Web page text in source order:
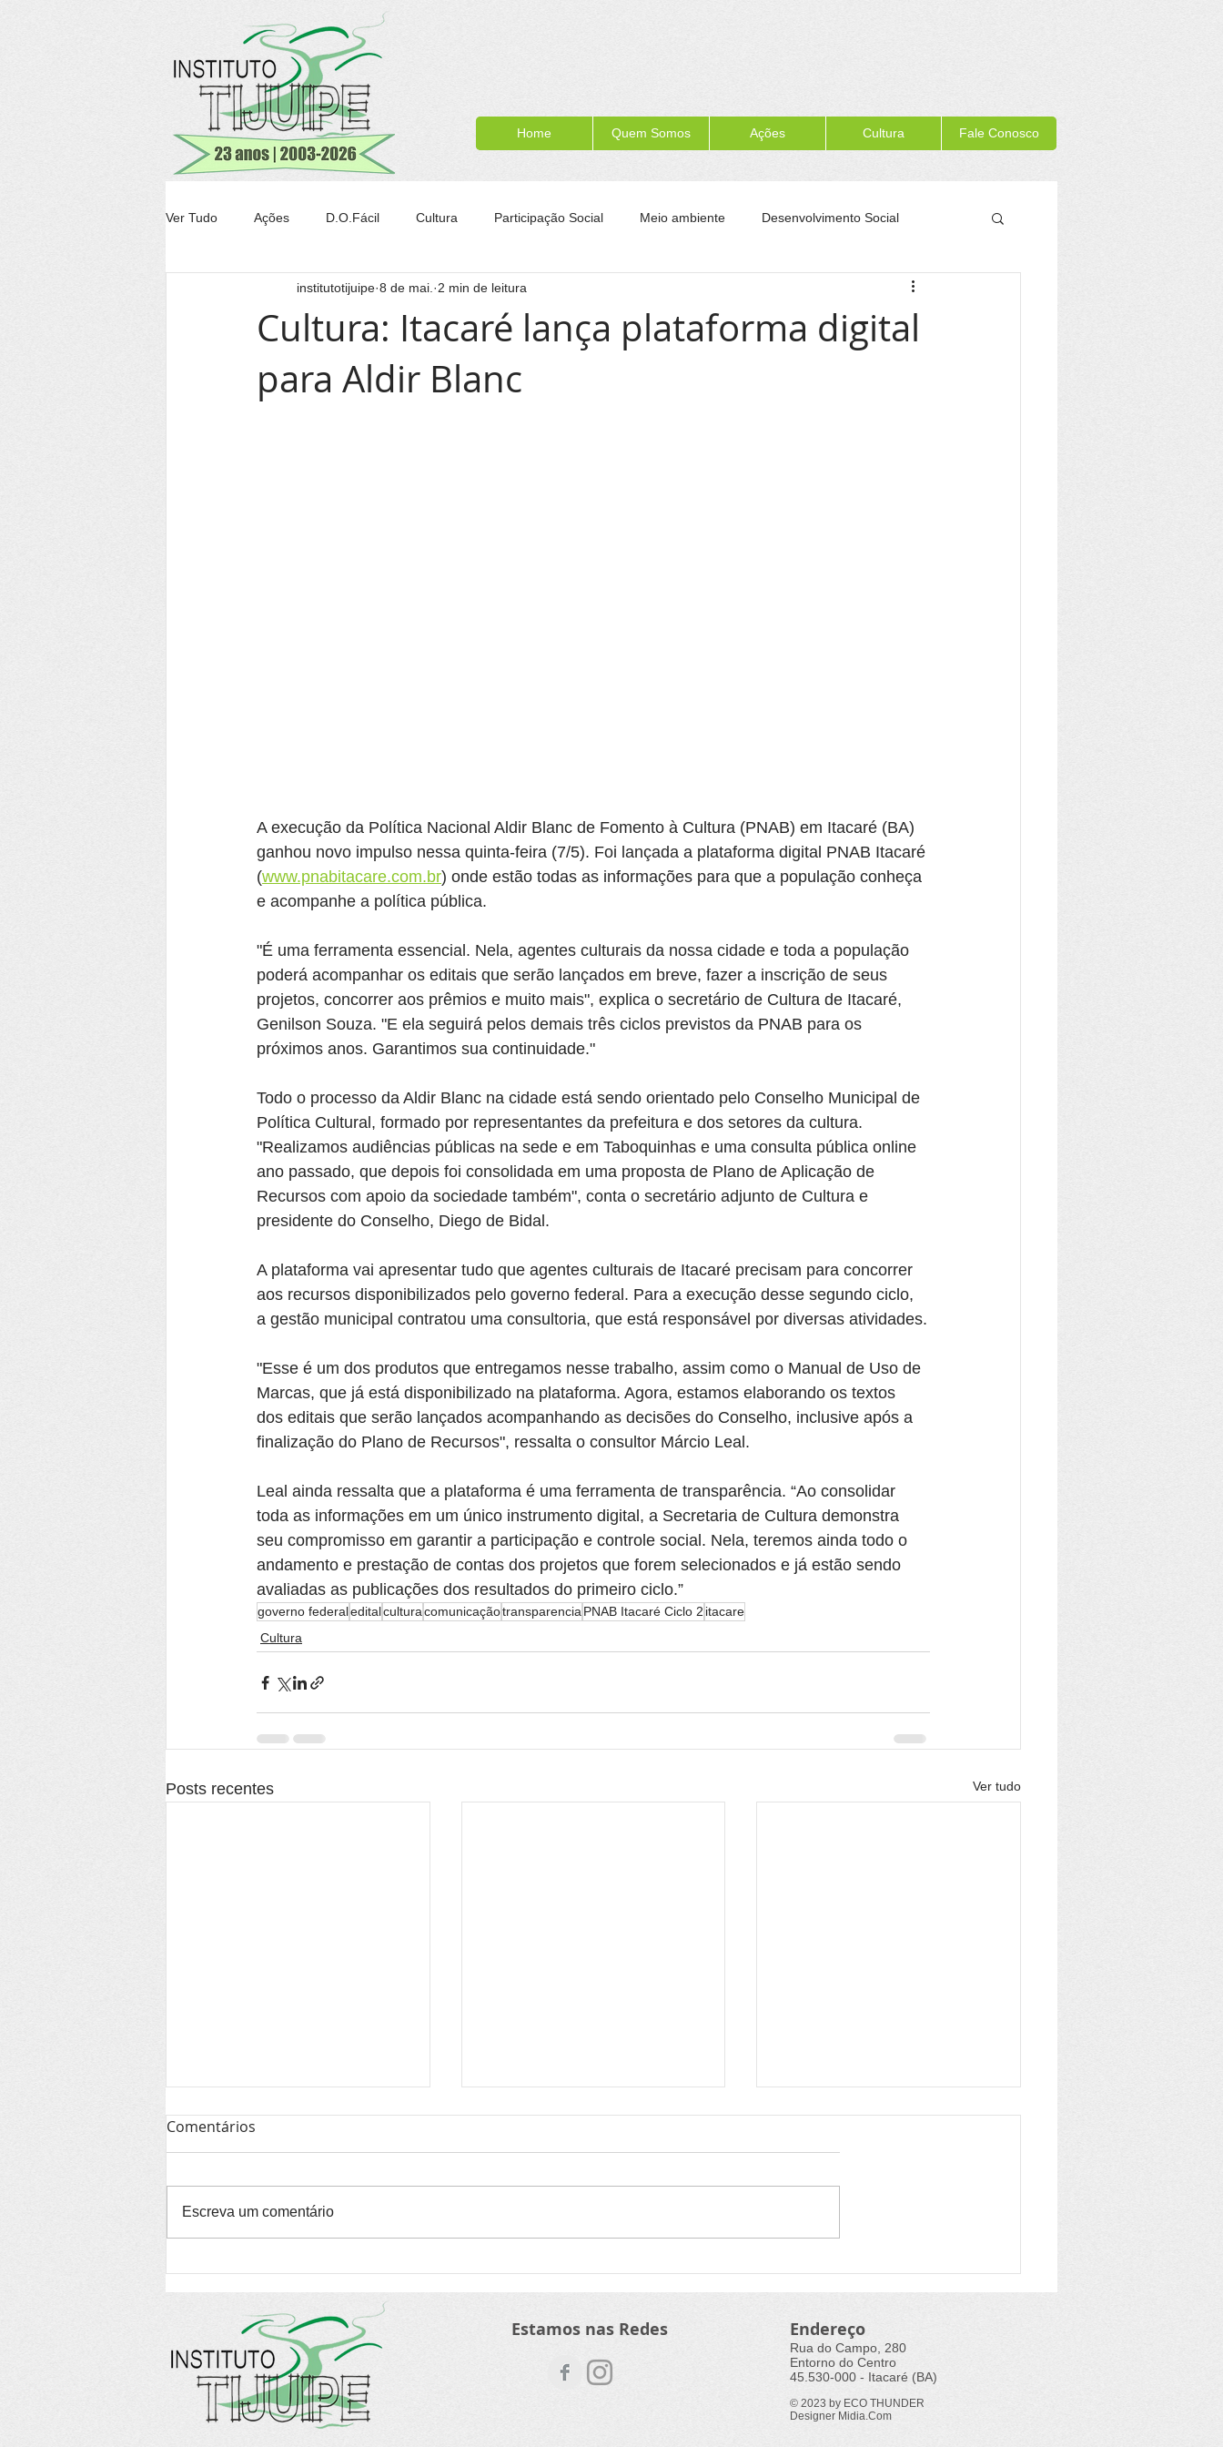
Home Quem Somos Ações Cultura Fale Conosco
Ver Tudo Ações D.O.Fácil Cultura Participação Social Meio ambiente Desenvolvimento Social
Transparência Tijuípe Formação para a cidadania Memória Itacaré
Cultura: Itacaré lança plataforma digital
para Aldir Blanc
institutotijuipe 8 de mai. 2 min de leitura
A execução da Política Nacional Aldir Blanc de Fomento à Cultura (PNAB) em Itacaré (BA)
ganhou novo impulso nessa quinta-feira (7/5). Foi lançada a plataforma digital PNAB Itacaré
(www.pnabitacare.com.br) onde estão todas as informações para que a população conheça
e acompanhe a política pública.
"É uma ferramenta essencial. Nela, agentes culturais da nossa cidade e toda a população
poderá acompanhar os editais que serão lançados em breve, fazer a inscrição de seus
projetos, concorrer aos prêmios e muito mais", explica o secretário de Cultura de Itacaré,
Genilson Souza. "E ela seguirá pelos demais três ciclos previstos da PNAB para os
próximos anos. Garantimos sua continuidade."
Todo o processo da Aldir Blanc na cidade está sendo orientado pelo Conselho Municipal de
Política Cultural, formado por representantes da prefeitura e dos setores da cultura.
"Realizamos audiências públicas na sede e em Taboquinhas e uma consulta pública online
ano passado, que depois foi consolidada em uma proposta de Plano de Aplicação de
Recursos com apoio da sociedade também", conta o secretário adjunto de Cultura e
presidente do Conselho, Diego de Bidal.
A plataforma vai apresentar tudo que agentes culturais de Itacaré precisam para concorrer
aos recursos disponibilizados pelo governo federal. Para a execução desse segundo ciclo,
a gestão municipal contratou uma consultoria, que está responsável por diversas atividades.
"Esse é um dos produtos que entregamos nesse trabalho, assim como o Manual de Uso de
Marcas, que já está disponibilizado na plataforma. Agora, estamos elaborando os textos
dos editais que serão lançados acompanhando as decisões do Conselho, inclusive após a
finalização do Plano de Recursos", ressalta o consultor Márcio Leal.
Leal ainda ressalta que a plataforma é uma ferramenta de transparência. “Ao consolidar
toda as informações em um único instrumento digital, a Secretaria de Cultura demonstra
seu compromisso em garantir a participação e controle social. Nela, teremos ainda todo o
andamento e prestação de contas dos projetos que forem selecionados e já estão sendo
avaliadas as publicações dos resultados do primeiro ciclo.”
governo federaleditalculturacomunicaçãotransparencia PNAB Itacaré Ciclo 2 itacare
Cultura
Posts recentes Ver tudo
artísticas para centro
cultural no RJ
curso de elaboração de
editais de cultura da Aldir
Comentários
Escreva um comentário
Estamos nas Redes Endereço
Rua do Campo, 280
Entorno do Centro
45.530-000 - Itacaré (BA)
© 2023 by ECO THUNDER
Designer Midia.Com